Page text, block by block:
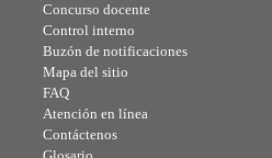
Concurso docente
Control interno
Buzón de notificaciones
Mapa del sitio
FAQ
Atención en línea
Contáctenos